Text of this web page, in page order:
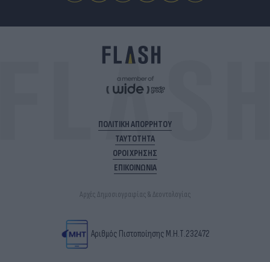
ΠΟΛΙΤΙΚΗ ΑΠΟΡΡΗΤΟΥ
ΤΑΥΤΟΤΗΤΑ
ΟΡΟΙ ΧΡΗΣΗΣ
ΕΠΙΚΟΙΝΩΝΙΑ
Αρχές Δημοσιογραφίας & Δεοντολογίας
Αριθμός Πιστοποίησης Μ.Η.Τ.232472